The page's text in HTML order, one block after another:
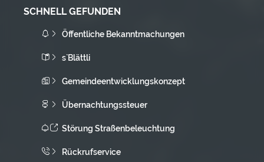
SCHNELL GEFUNDEN
Öffentliche Bekanntmachungen
s`Blättli
Gemeindeentwicklungskonzept
Übernachtungssteuer
Störung Straßenbeleuchtung
Rückrufservice